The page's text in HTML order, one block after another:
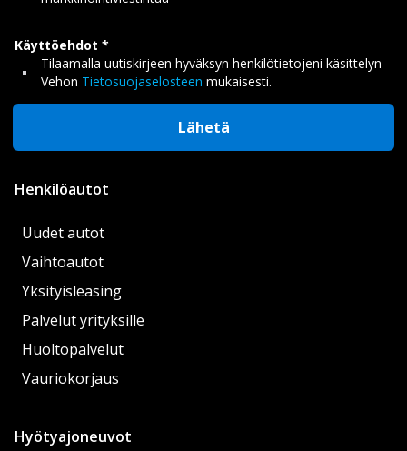
Käyttöehdot
Tilaamalla uutiskirjeen hyväksyn henkilötietojeni käsittelyn
Vehon Tietosuojaselosteen mukaisesti.
Lähetä
Henkilöautot
Uudet autot
Vaihtoautot
Yksityisleasing
Palvelut yrityksille
Huoltopalvelut
Vauriokorjaus
Hyötyajoneuvot